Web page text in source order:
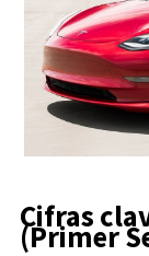
Cifras
(Primer